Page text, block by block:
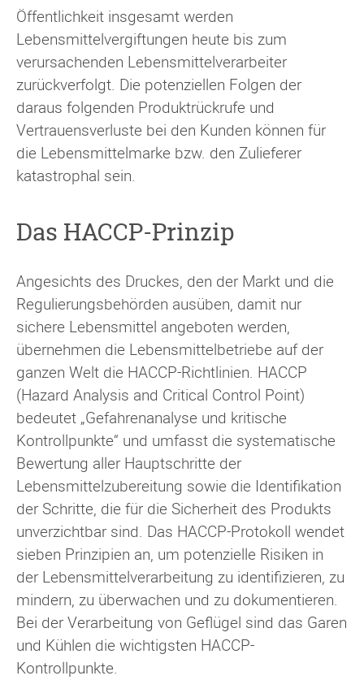
Öffentlichkeit insgesamt werden
Lebensmittelvergiftungen heute bis zum
verursachenden Lebensmittelverarbeiter
zurückverfolgt. Die potenziellen Folgen der
daraus folgenden Produktrückrufe und
Vertrauensverluste bei den Kunden können für
die Lebensmittelmarke bzw. den Zulieferer
katastrophal sein.
Das HACCP-Prinzip
Angesichts des Druckes, den der Markt und die
Regulierungsbehörden ausüben, damit nur
sichere Lebensmittel angeboten werden,
übernehmen die Lebensmittelbetriebe auf der
ganzen Welt die HACCP-Richtlinien. HACCP
(Hazard Analysis and Critical Control Point)
bedeutet „Gefahrenanalyse und kritische
Kontrollpunkte“ und umfasst die systematische
Bewertung aller Hauptschritte der
Lebensmittelzubereitung sowie die Identifikation
der Schritte, die für die Sicherheit des Produkts
unverzichtbar sind. Das HACCP-Protokoll wendet
sieben Prinzipien an, um potenzielle Risiken in
der Lebensmittelverarbeitung zu identifizieren, zu
mindern, zu überwachen und zu dokumentieren.
Bei der Verarbeitung von Geflügel sind das Garen
und Kühlen die wichtigsten HACCP-
Kontrollpunkte.